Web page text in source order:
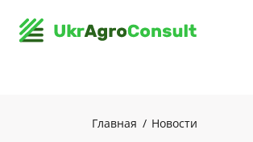
Главная Новости